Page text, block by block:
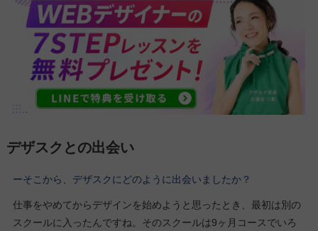
デザスクとの出会い
ーそこから、デザスクにどのように出会いましたか？
仕事をやめてからデザインを始めようと思ったとき、最初は別の
スクールに入ったんですね。そのスクールは9ヶ月コースでいろ